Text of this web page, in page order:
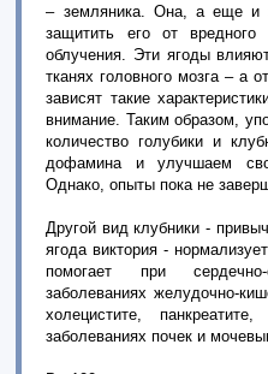
– земляника. Она, а еще и
защитить его от вредного
облучения. Эти ягоды
тканях головного мозга – а
зависят такие
внимание. Таким образом,
количество голубики и
дофамина и улучшаем
Однако, опыты пока не
Другой вид клубники -
ягода виктория -
помогает при сердечно-
заболеваниях желудочно-
холецистите,
заболеваниях почек и